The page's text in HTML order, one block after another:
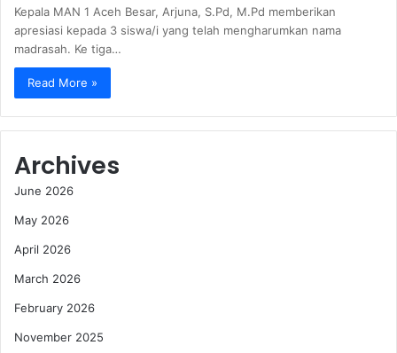
Kepala MAN 1 Aceh Besar, Arjuna, S.Pd, M.Pd memberikan
apresiasi kepada 3 siswa/i yang telah mengharumkan nama
madrasah. Ke tiga…
Read More »
Archives
June 2026
May 2026
April 2026
March 2026
February 2026
November 2025